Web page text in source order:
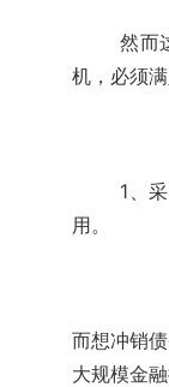
然而
机，必须
1、
用。
而想冲销
大规模金